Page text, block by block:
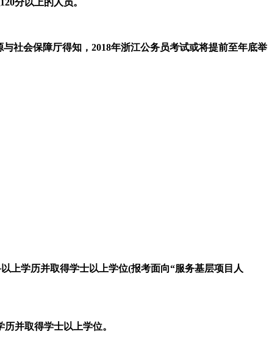
社会保障厅得知，2018年浙江公务员考试或将提前至年底举
上学历并取得学士以上学位(报考面向“服务基层项目人
并取得学士以上学位。